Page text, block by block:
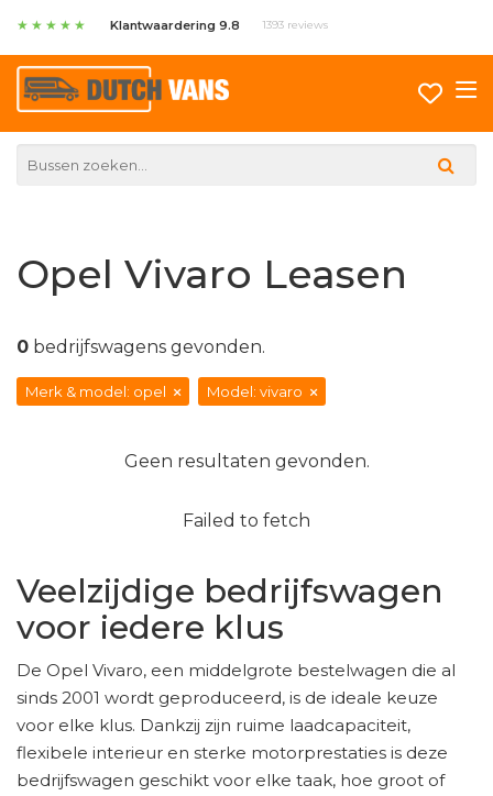
★ ★ ★ ★ ★ Klantwaardering 9.8 1393 reviews
Opel Vivaro Leasen
0 bedrijfswagens gevonden.
Merk & model: opel Model: vivaro
Geen resultaten gevonden.
Failed to fetch
Veelzijdige bedrijfswagen
voor iedere klus
De Opel Vivaro, een middelgrote bestelwagen die al
sinds 2001 wordt geproduceerd, is de ideale keuze
voor elke klus. Dankzij zijn ruime laadcapaciteit,
flexibele interieur en sterke motorprestaties is deze
bedrijfswagen geschikt voor elke taak, hoe groot of